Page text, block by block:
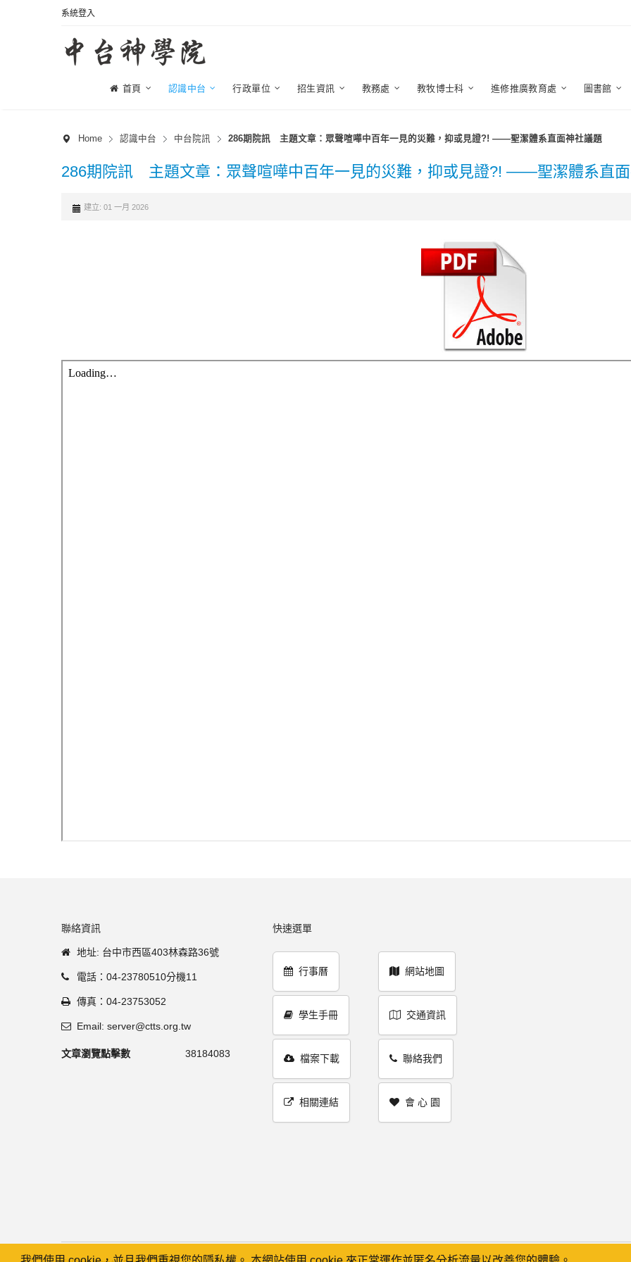
系統登入
首頁 認識中台 行政單位 招生資訊 教務處 教牧博士科 進修推廣教育處 圖書館
Home 認識中台 中台院訊 286期院訊 主題文章：眾聲喧嘩中百年一見的災難，抑或見證?! ——聖潔體系直面神社議題
286期院訊 主題文章：眾聲喧嘩中百年一見的災難，抑或見證?! ——聖潔體系直
建立: 01 一月 2026
聯絡資訊
地址: 台中市西區403林森路36號
電話：04-23780510分機11
傳真：04-23753052
Email: server@ctts.org.tw
文章瀏覽點擊數 38184083
快速選單
行事曆
學生手冊
檔案下載
相關連結
網站地圖
交通資訊
聯絡我們
會 心 園